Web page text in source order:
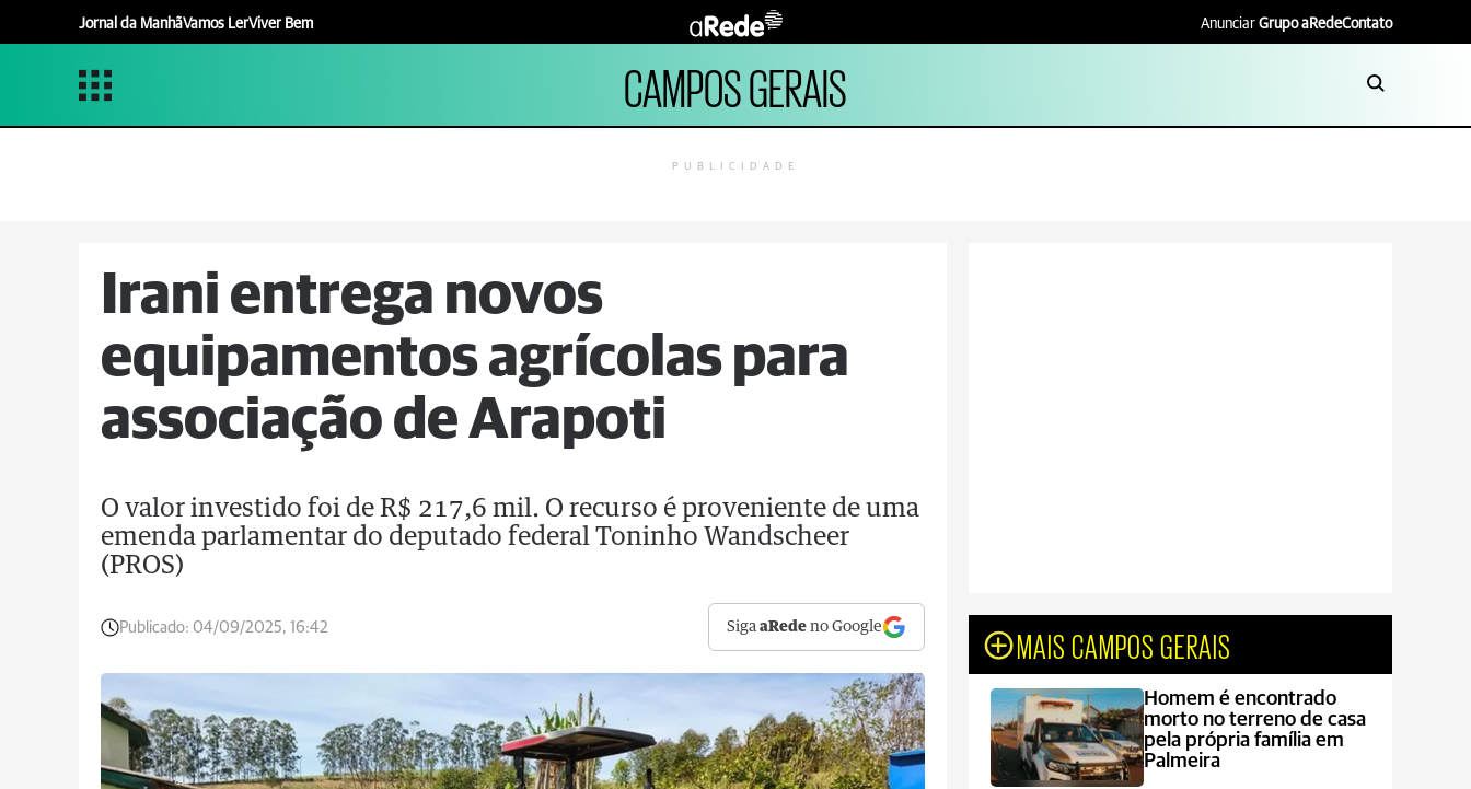
Jornal da ManhãVamos LerViver Bem Anunciar Grupo aRedeContato
CAMPOS GERAIS
PUBLICIDADE
Irani entrega novos
equipamentos agrícolas para
associação de Arapoti
O valor investido foi de R$ 217,6 mil. O recurso é proveniente de uma
emenda parlamentar do deputado federal Toninho Wandscheer
(PROS)
Publicado: 04/09/2025, 16:42 SigaaRede no Google MAIS CAMPOS GERAIS
Homem é encontrado
morto no terreno de casa
pela própria família em
Palmeira